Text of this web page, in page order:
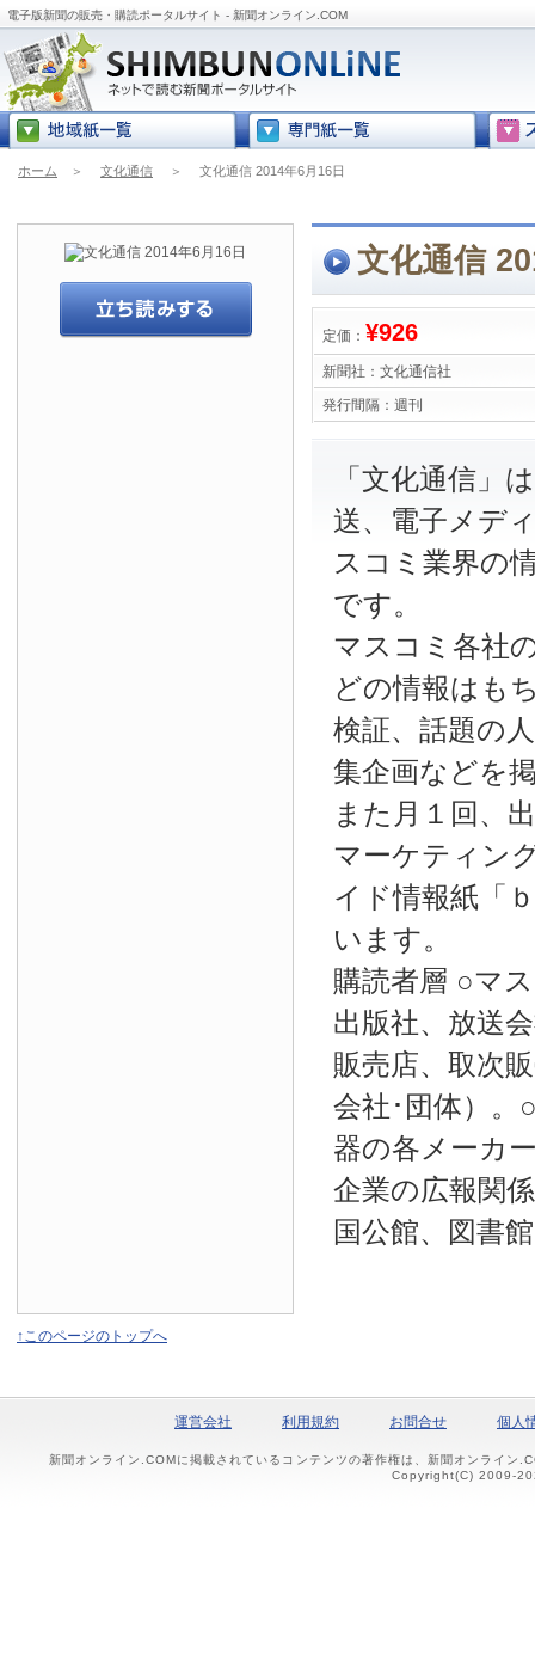
電子版新聞の販売・購読ポータルサイト - 新聞オンライン.COM
ホーム ＞ 文化通信 ＞ 文化通信 2014年6月16日
文化通信
定価： ¥926
新聞社： 文化通信社
発行間隔： 週刊
「文化通信」
送、電子メデ
スコミ業界の
です。
マスコミ各社
どの情報はも
検証、話題の
集企画などを
また月１回、
マーケティン
イド情報紙「
います。
購読者層 ○マ
出版社、放送
販売店、取次
会社･団体）。
器の各メーカ
企業の広報関
国公館、図書
↑このページのトップへ
運営会社 利用規約 お問合せ 個人
新聞オンライン.COMに掲載されているコンテンツの著作権は、新聞オンライン
Copyright(C) 2009-